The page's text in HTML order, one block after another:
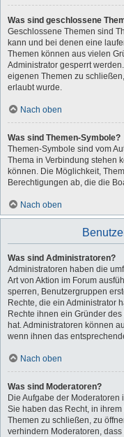
Was sind geschlossene
Geschlossene Themen sind
kann und bei denen eine
Themen können aus vielen
Administrator gesperrt
eigenen Themen zu
erlaubt wurde.
Nach oben
Was sind Themen-Symbole?
Themen-Symbole sind vom
Thema in Verbindung stehen
können. Die Möglichkeit,
Berechtigungen ab, die die
Nach oben
Was sind Administratoren?
Administratoren haben die
Art von Aktion im Forum
sperren, Benutzergruppen
Rechte, die ein Administrator
Rechte ihnen ein Gründer
hat. Administratoren können
wenn ihnen das
Nach oben
Was sind Moderatoren?
Die Aufgabe der
Sie haben das Recht, in
Themen zu schließen, zu
verhindern Moderatoren, dass